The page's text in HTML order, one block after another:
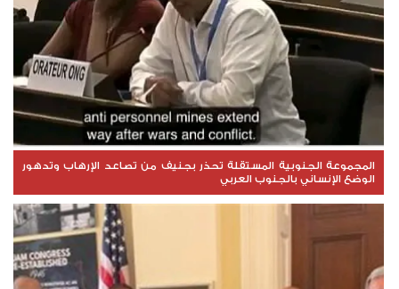
المجموعة الجنوبية المستقلة تحذر بجنيف من تصاعد الإرهاب وتدهور
الوضع الإنساني بالجنوب العربي